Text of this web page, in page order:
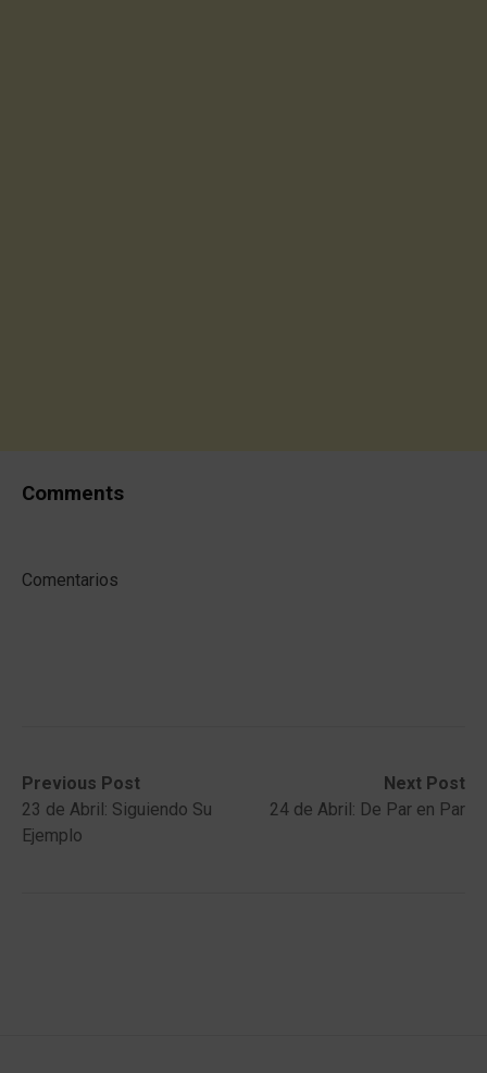
Comments
Comentarios
Post
navigation
Previous Post
Previous
post:23 de Abril: Siguiendo Su
Ejemplo
Next Post
Next
post:
24 de Abril: De Par en Par